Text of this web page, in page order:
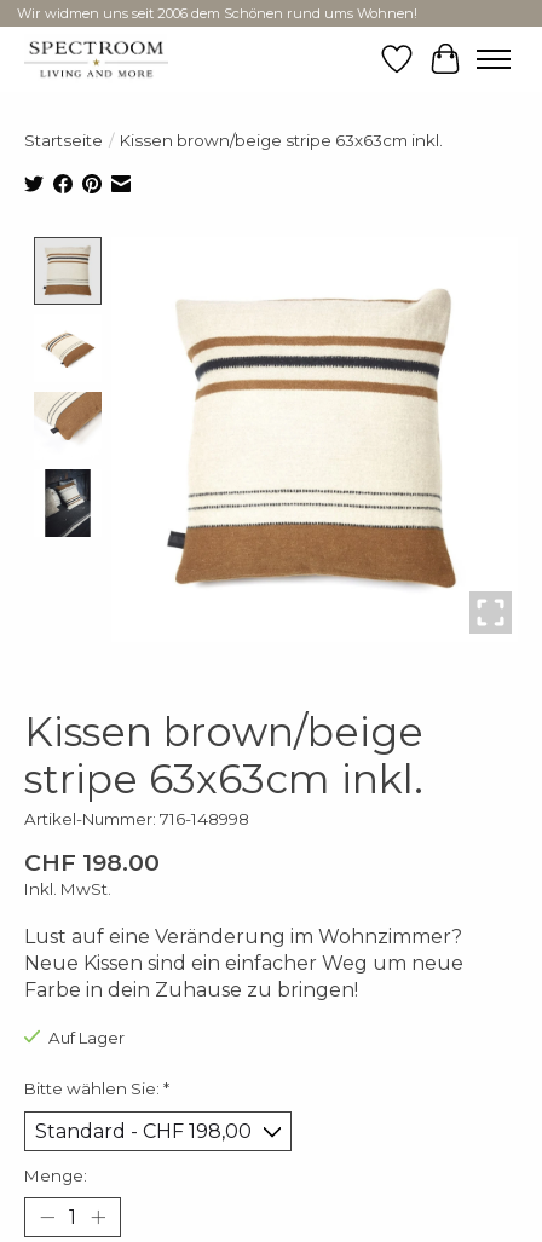
Wir widmen uns seit 2006 dem Schönen rund ums Wohnen!
Wunschzettel
Ihr
Startseite / Kissen brown/beige stripe 63x63cm inkl.
Kissen brown/beige
stripe 63x63cm inkl.
Artikel-Nummer: 716-148998
CHF 198.00
Inkl. MwSt.
Lust auf eine Veränderung im Wohnzimmer?
Neue Kissen sind ein einfacher Weg um neue
Farbe in dein Zuhause zu bringen!
Auf Lager
Bitte wählen Sie: *
Menge: